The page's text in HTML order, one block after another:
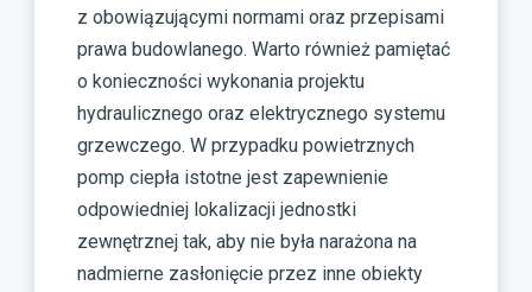
z obowiązującymi normami oraz przepisami
prawa budowlanego. Warto również pamiętać
o konieczności wykonania projektu
hydraulicznego oraz elektrycznego systemu
grzewczego. W przypadku powietrznych
pomp ciepła istotne jest zapewnienie
odpowiedniej lokalizacji jednostki
zewnętrznej tak, aby nie była narażona na
nadmierne zasłonięcie przez inne obiekty